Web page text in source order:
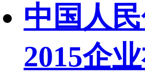
中国人
2015企